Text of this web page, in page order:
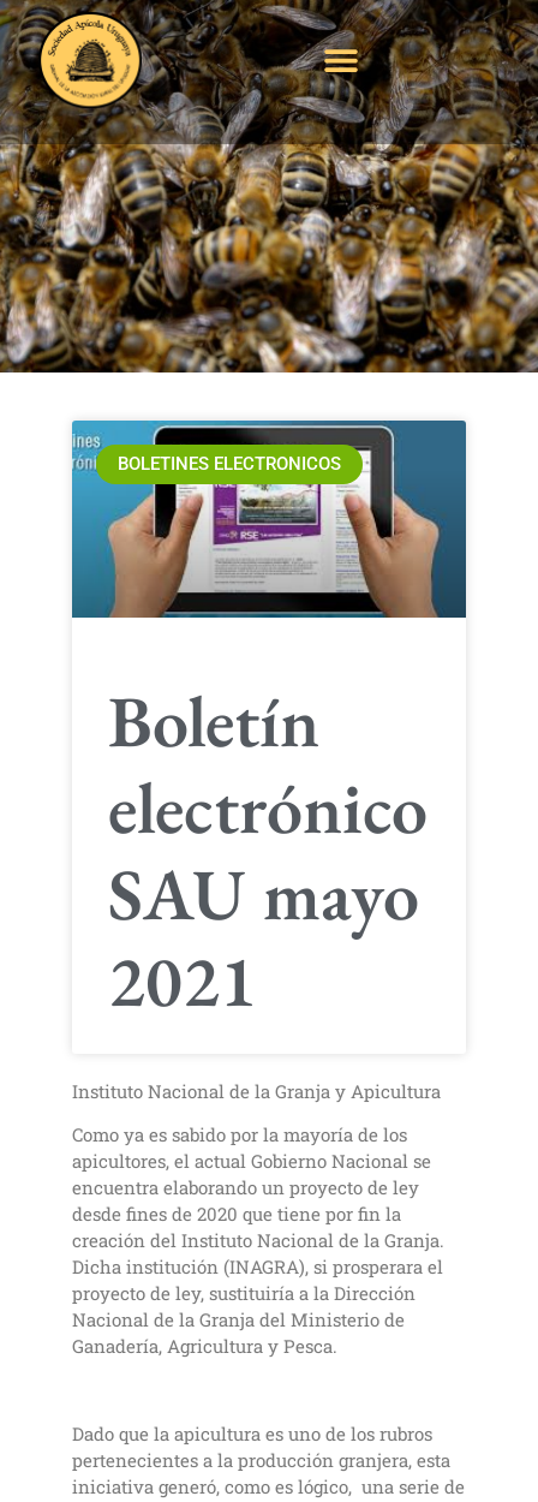
Boletín electrónico
SAU mayo 2021
BOLETINES ELECTRONICOS
Boletín
electrónico
SAU mayo
2021
Instituto Nacional de la Granja y Apicultura
Como ya es sabido por la mayoría de los
apicultores, el actual Gobierno Nacional se
encuentra elaborando un proyecto de ley
desde fines de 2020 que tiene por fin la
creación del Instituto Nacional de la Granja.
Dicha institución (INAGRA), si prosperara el
proyecto de ley, sustituiría a la Dirección
Nacional de la Granja del Ministerio de
Ganadería, Agricultura y Pesca.
Dado que la apicultura es uno de los rubros
pertenecientes a la producción granjera, esta
iniciativa generó, como es lógico, una serie de